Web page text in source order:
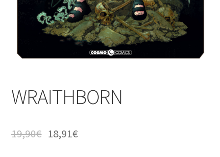
WRAITHBORN
19,90€ 18,91€